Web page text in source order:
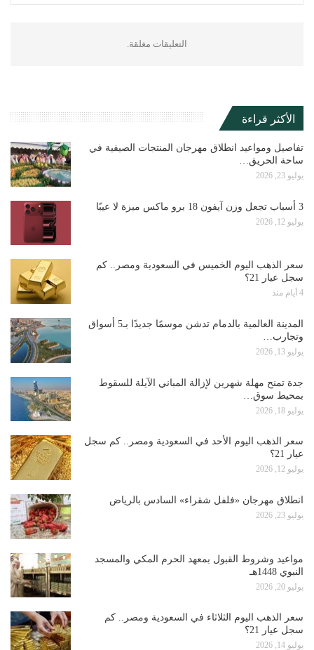
التعليقات مغلقة.
الأكثر قراءة
تفاصيل ومواعيد انطلاق مهرجان المنتجات الصيفية في
ساحة الحريق…
يوليو 23, 2026
3 أسباب تجعل وزن آيفون 18 برو ماكس ميزة لا عيبًا
يوليو 12, 2026
سعر الذهب اليوم الخميس في السعودية ومصر.. كم
سجل عيار 21؟
4 أيام منذ
المدينة العالمية بالدمام تدشن موسمًا جديدًا بـ5 أسواق
وتجارب…
يوليو 13, 2026
جدة تمنح مهلة شهرين لإزالة المباني الآيلة للسقوط
بمحيط سوق…
يوليو 18, 2026
سعر الذهب اليوم الأحد في السعودية ومصر.. كم سجل
عيار 21؟
يوليو 12, 2026
انطلاق مهرجان «فلفل شقراء» السادس بالرياض
يوليو 23, 2026
مواعيد وشروط القبول بمعهد الحرم المكي والمسجد
النبوي 1448هـ
يوليو 20, 2026
سعر الذهب اليوم الثلاثاء في السعودية ومصر.. كم
سجل عيار 21؟
يوليو 14, 2026